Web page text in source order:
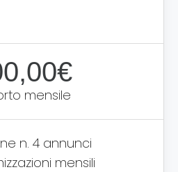
mensile
n. 4 annunci
mensili